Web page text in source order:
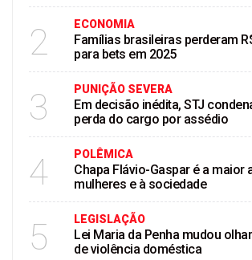
2 ECONOMIA
Famílias brasileiras perderam
para bets em 2025
3 PUNIÇÃO SEVERA
Em decisão inédita, STJ
perda do cargo por assédio
4 POLÊMICA
Chapa Flávio-Gaspar é a maior
mulheres e à sociedade
5 LEGISLAÇÃO
Lei Maria da Penha mudou
de violência doméstica